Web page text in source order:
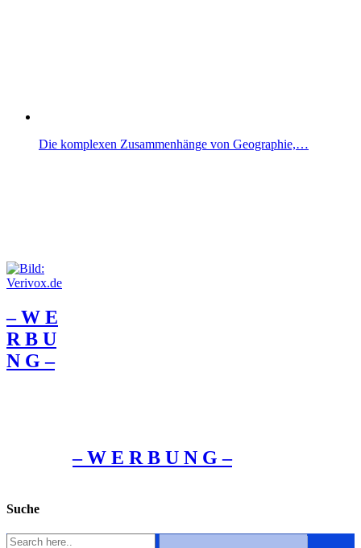
Die komplexen Zusammenhänge von Geographie,…
– W Ε
R Β U
Ν G –
– W Ε R Β U Ν G –
Suche